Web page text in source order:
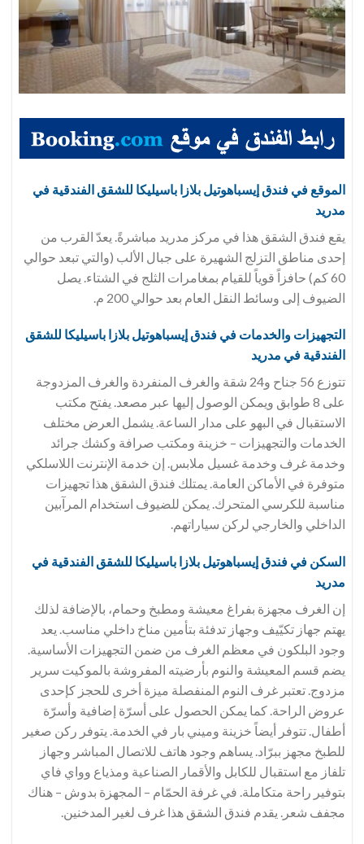
الموقع في فندق إيسباهوتيل بلازا باسيليكا للشقق الفندقية في
مدريد
يقع فندق الشقق هذا في مركز مدريد مباشرةً. يعدّ القرب من
إحدى مناطق التزلج الشهيرة على جبال الألب (والتي تبعد حوالي
60 كم) حافزاً قوياً للقيام بمغامرات الثلج في الشتاء. يصل
الضيوف إلى وسائط النقل العام بعد حوالي 200 م.
التجهيزات والخدمات في فندق إيسباهوتيل بلازا باسيليكا للشقق
الفندقية في مدريد
تتوزع 56 جناح و24 شقة والغرف المنفردة والغرف المزدوجة
على 8 طوابق ويمكن الوصول إليها عبر مصعد. يفتح مكتب
الاستقبال في البهو على مدار الساعة. يشمل العرض مختلف
الخدمات والتجهيزات – خزينة ومكتب صرافة وكشك جرائد
وخدمة غرف وخدمة غسيل ملابس. إن خدمة الإنترنت اللاسلكي
متوفرة في الأماكن العامة. يمتلك فندق الشقق هذا تجهيزات
مناسبة للكرسي المتحرك. يمكن للضيوف استخدام المرآبين
الداخلي والخارجي لركن سياراتهم.
السكن في فندق إيسباهوتيل بلازا باسيليكا للشقق الفندقية في
مدريد
إن الغرف مجهزة بفراغ معيشة ومطبخ وحمام، بالإضافة لذلك
يهتم جهاز تكيّيف وجهاز تدفئة بتأمين مناخ داخلي مناسب. يعد
وجود البلكون في معظم الغرف من ضمن التجهيزات الأساسية.
يضم قسم المعيشة والنوم بأرضيته المفروشة بالموكيت سرير
مزدوج. تعتبر غرف النوم المنفصلة ميزة أخرى للحجز كإحدى
عروض الراحة. كما يمكن الحصول على أسرّة إضافية وأسرّة
أطفال. تتوفر أيضاً خزينة وميني بار في الخدمة. يتوفر ركن صغير
للطبخ مجهز ببرّاد. يساهم وجود هاتف للاتصال المباشر وجهاز
تلفاز مع استقبال للكابل والأقمار الصناعية ومذياع وواي فاي
بتوفير راحة متكاملة. في غرفة الحمّام – المجهزة بدوش – هناك
مجفف شعر. يقدم فندق الشقق هذا غرف لغير المدخنين.